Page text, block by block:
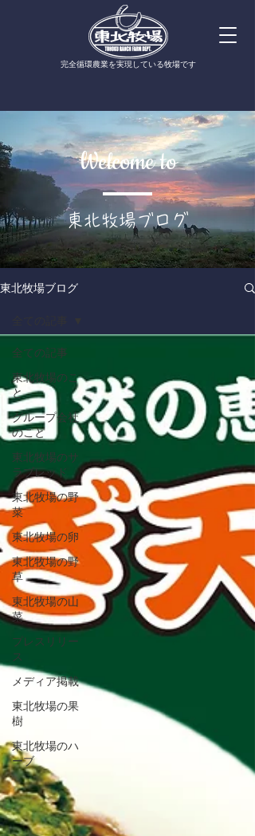
​完全循環農業を実現している牧場です
Welcome to
​東北牧場ブログ
東北牧場ブログ
全ての記事
東北牧場のこ
と
グループ会社
のこと
東北牧場のサ
ラブレッド
東北牧場の野
菜
東北牧場の卵
東北牧場の野
草
東北牧場の山
菜
プレスリリー
ス
メディア掲載
東北牧場の果
樹
東北牧場のハ
ーブ